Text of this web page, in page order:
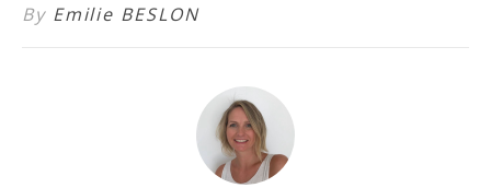
By Emilie BESLON